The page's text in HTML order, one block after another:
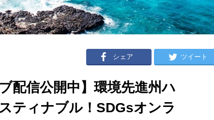
シェア ツイート
配信公開中】環境先進州ハ
ティナブル！SDGsオンラ